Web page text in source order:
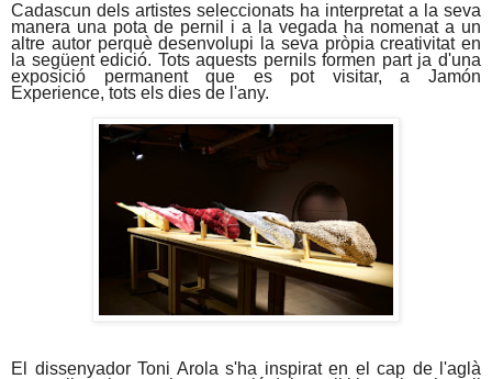
Cadascun dels artistes seleccionats ha interpretat a la seva
manera una pota de pernil i a la vegada ha nomenat a un
altre autor perquè desenvolupi la seva pròpia creativitat en
la següent edició. Tots aquests pernils formen part ja d'una
exposició permanent que es pot visitar, a Jamón
Experience, tots els dies de l'any.
El dissenyador Toni Arola s'ha inspirat en el cap de l'aglà